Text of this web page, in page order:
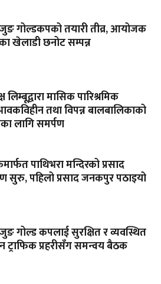
गोल्डकपको तयारी तीव्र, आयोजक
खेलाडी छनोट सम्पन्न
लिम्बूद्वारा मासिक पारिश्रमिक
तथा विपन्न बालबालिकाको
लागि समर्पण
पाथिभरा मन्दिरको प्रसाद
सुरु, पहिलो प्रसाद जनकपुर पठाइयो
गोल्ड कपलाई सुरक्षित र व्यवस्थित
ट्राफिक प्रहरीसँग समन्वय बैठक